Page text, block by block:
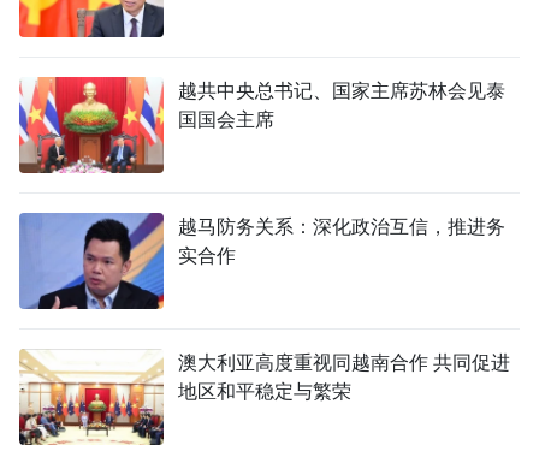
越共中央总书记、国家主席苏林会见泰
国国会主席
越马防务关系：深化政治互信，推进务
实合作
澳大利亚高度重视同越南合作 共同促进
地区和平稳定与繁荣